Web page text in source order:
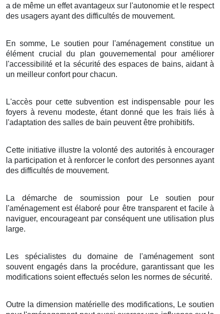
a de même un effet avantageux sur l'autonomie et le respect
des usagers ayant des difficultés de mouvement.
En somme, Le soutien pour l'aménagement constitue un
élément crucial du plan gouvernemental pour améliorer
l'accessibilité et la sécurité des espaces de bains, aidant à
un meilleur confort pour chacun.
L'accès pour cette subvention est indispensable pour les
foyers à revenu modeste, étant donné que les frais liés à
l'adaptation des salles de bain peuvent être prohibitifs.
Cette initiative illustre la volonté des autorités à encourager
la participation et à renforcer le confort des personnes ayant
des difficultés de mouvement.
La démarche de soumission pour Le soutien pour
l'aménagement est élaboré pour être transparent et facile à
naviguer, encourageant par conséquent une utilisation plus
large.
Les spécialistes du domaine de l'aménagement sont
souvent engagés dans la procédure, garantissant que les
modifications soient effectués selon les normes de sécurité.
Outre la dimension matérielle des modifications, Le soutien